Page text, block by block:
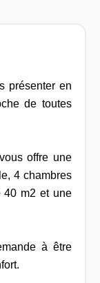
présenter en
de toutes
offre une
4 chambres
40 m2 et une
à être